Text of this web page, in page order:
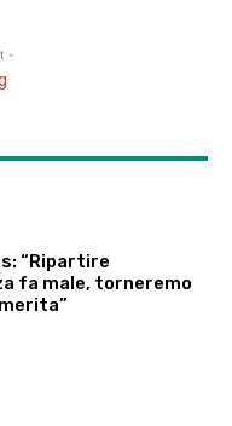
-
“Ripartire
fa male, torneremo